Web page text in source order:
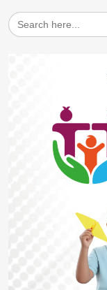
Search
for: